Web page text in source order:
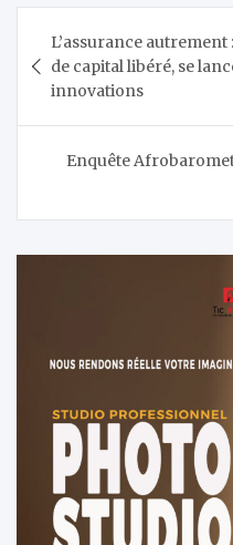
de
l’article
L’assurance autrement
de capital libéré, se
innovations
Enquête